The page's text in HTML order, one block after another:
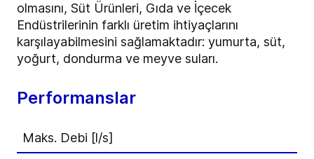
olmasını, Süt Ürünleri, Gıda ve İçecek
Endüstrilerinin farklı üretim ihtiyaçlarını
karşılayabilmesini sağlamaktadır: yumurta, süt,
yoğurt, dondurma ve meyve suları.
Performanslar
Maks. Debi [l/s]